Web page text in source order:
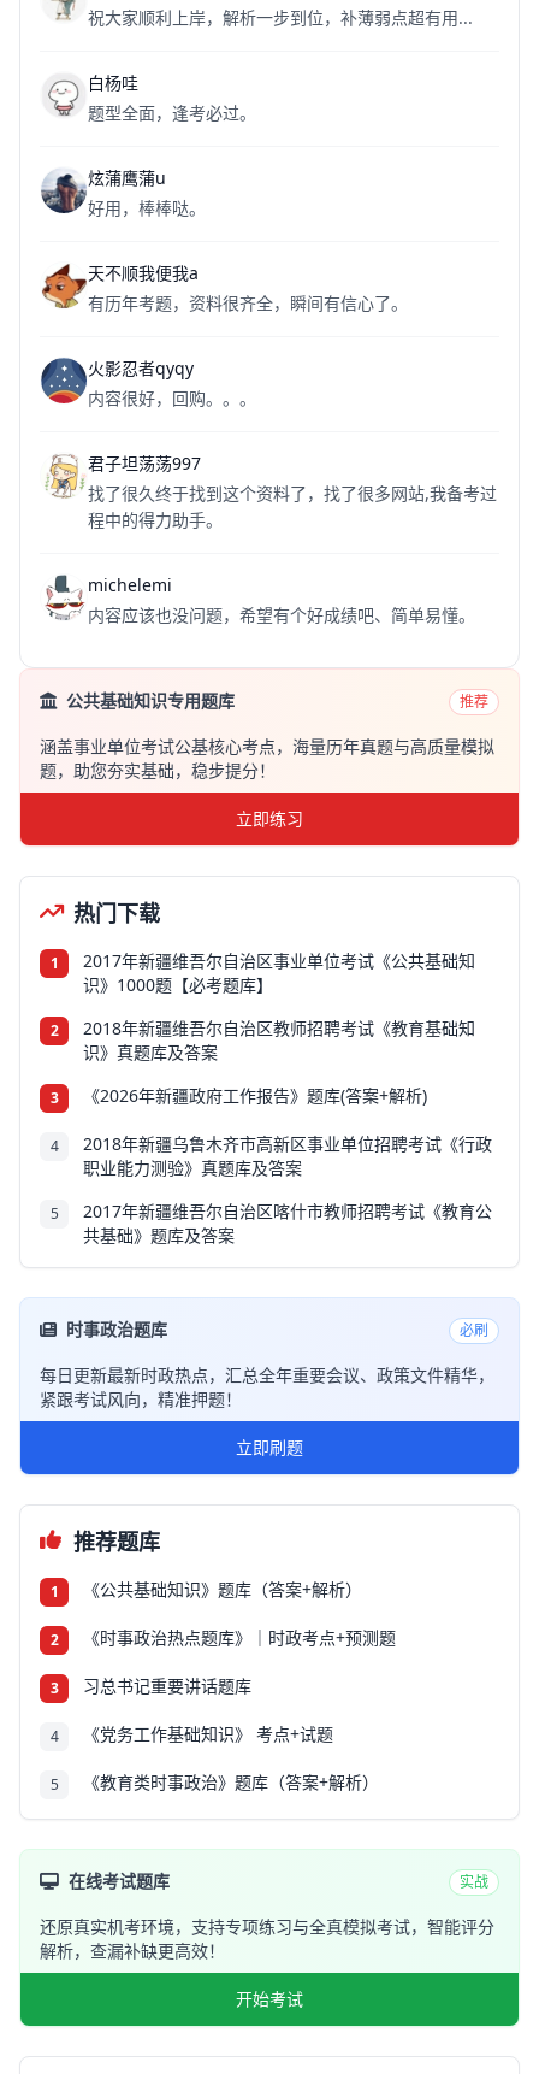
祝大家顺利上岸，解析一步到位，补薄弱点超有用...
白杨哇
题型全面，逢考必过。
炫蒲鹰蒲u
好用，棒棒哒。
天不顺我便我a
有历年考题，资料很齐全，瞬间有信心了。
火影忍者qyqy
内容很好，回购。。。
君子坦荡荡997
找了很久终于找到这个资料了，找了很多网站,我备考过
程中的得力助手。
michelemi
内容应该也没问题，希望有个好成绩吧、简单易懂。
公共基础知识专用题库 推荐
涵盖事业单位考试公基核心考点，海量历年真题与高质量模拟
题，助您夯实基础，稳步提分！
立即练习
热门下载
1
2017年新疆维吾尔自治区事业单位考试《公共基础知
识》1000题【必考题库】
2
2018年新疆维吾尔自治区教师招聘考试《教育基础知
识》真题库及答案
3 《2026年新疆政府工作报告》题库(答案+解析)
4
2018年新疆乌鲁木齐市高新区事业单位招聘考试《行政
职业能力测验》真题库及答案
5
2017年新疆维吾尔自治区喀什市教师招聘考试《教育公
共基础》题库及答案
时事政治题库 必刷
每日更新最新时政热点，汇总全年重要会议、政策文件精华，
紧跟考试风向，精准押题！
立即刷题
推荐题库
1 《公共基础知识》题库（答案+解析）
2 《时事政治热点题库》｜时政考点+预测题
3 习总书记重要讲话题库
4 《党务工作基础知识》 考点+试题
5 《教育类时事政治》题库（答案+解析）
在线考试题库 实战
还原真实机考环境，支持专项练习与全真模拟考试，智能评分
解析，查漏补缺更高效！
开始考试